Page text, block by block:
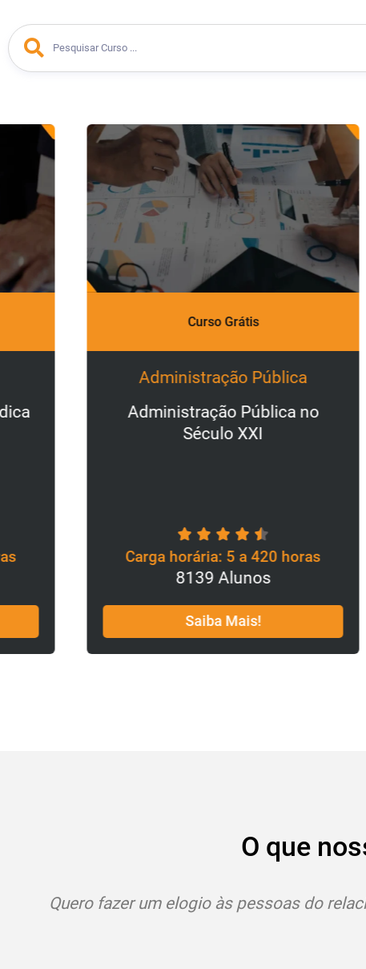
Administração Pública
Administração Pública no
Século XXI
Carga horária: 5 a 420 horas
8139 Alunos
Saiba Mais!
O que